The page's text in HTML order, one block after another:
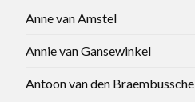
Anne van Amstel
Annie van Gansewinkel
Antoon van den Braembussche